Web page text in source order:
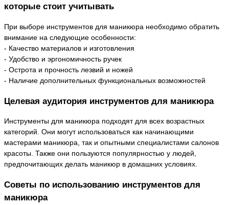
которые стоит учитывать
При выборе инструментов для маникюра необходимо обратить
внимание на следующие особенности:
- Качество материалов и изготовления
- Удобство и эргономичность ручек
- Острота и прочность лезвий и ножей
- Наличие дополнительных функциональных возможностей
Целевая аудитория инструментов для маникюра
Инструменты для маникюра подходят для всех возрастных
категорий. Они могут использоваться как начинающими
мастерами маникюра, так и опытными специалистами салонов
красоты. Также они пользуются популярностью у людей,
предпочитающих делать маникюр в домашних условиях.
Советы по использованию инструментов для
маникюра